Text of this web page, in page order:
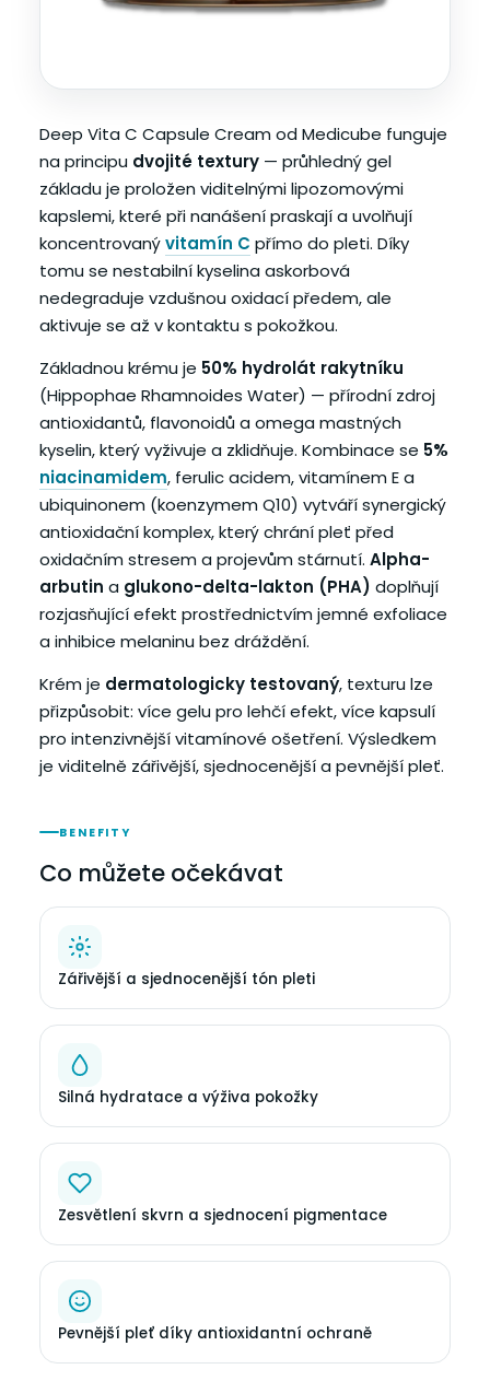
Deep Vita C Capsule Cream od Medicube funguje
na principu dvojité textury — průhledný gel
základu je proložen viditelnými lipozomovými
kapslemi, které při nanášení praskají a uvolňují
koncentrovanývitamín C přímo do pleti. Díky
tomu se nestabilní kyselina askorbová
nedegraduje vzdušnou oxidací předem, ale
aktivuje se až v kontaktu s pokožkou.
Základnou krému je 50% hydrolát rakytníku
(Hippophae Rhamnoides Water) — přírodní zdroj
antioxidantů, flavonoidů a omega mastných
kyselin, který vyživuje a zklidňuje. Kombinace se 5%
niacinamidem, ferulic acidem, vitamínem E a
ubiquinonem (koenzymem Q10) vytváří synergický
antioxidační komplex, který chrání pleť před
oxidačním stresem a projevům stárnutí. Alpha-
arbutin a glukono-delta-lakton (PHA) doplňují
rozjasňující efekt prostřednictvím jemné exfoliace
a inhibice melaninu bez dráždění.
Krém je dermatologicky testovaný, texturu lze
přizpůsobit: více gelu pro lehčí efekt, více kapsulí
pro intenzivnější vitamínové ošetření. Výsledkem
je viditelně zářivější, sjednocenější a pevnější pleť.
BENEFITY
Co můžete očekávat
Zářivější a sjednocenější tón pleti
Silná hydratace a výživa pokožky
Zesvětlení skvrn a sjednocení pigmentace
Pevnější pleť díky antioxidantní ochraně